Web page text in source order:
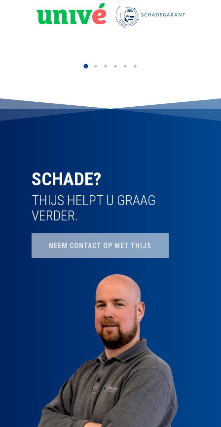
SCHADE?
THIJS HELPT U GRAAG
VERDER.
NEEM CONTACT OP MET THIJS